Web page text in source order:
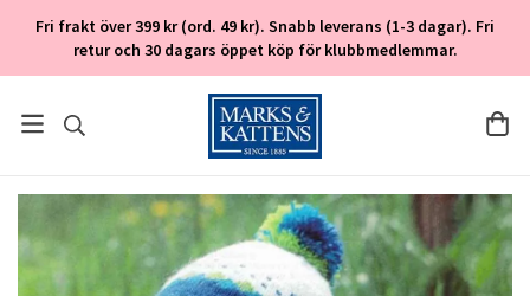
Fri frakt över 399 kr (ord. 49 kr). Snabb leverans (1-3 dagar). Fri
retur och 30 dagars öppet köp för klubbmedlemmar.